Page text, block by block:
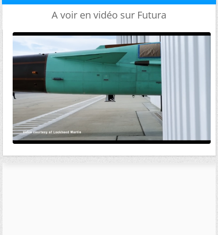
A voir en vidéo sur Futura